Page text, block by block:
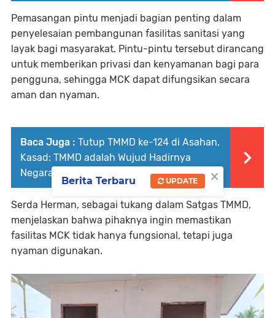
Pemasangan pintu menjadi bagian penting dalam
penyelesaian pembangunan fasilitas sanitasi yang
layak bagi masyarakat. Pintu-pintu tersebut dirancang
untuk memberikan privasi dan kenyamanan bagi para
pengguna, sehingga MCK dapat difungsikan secara
aman dan nyaman.
Baca Juga : Tutup TMMD ke-124 di Asahan,
Kasad: TMMD adalah Wujud Hadirnya
Negara di Tengah Rakyat
Serda Herman, sebagai tukang dalam Satgas TMMD,
menjelaskan bahwa pihaknya ingin memastikan
fasilitas MCK tidak hanya fungsional, tetapi juga
nyaman digunakan.
×
Berita Terbaru UPDATE